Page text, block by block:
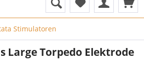
Stimulatoren
Large Torpedo Elektrode